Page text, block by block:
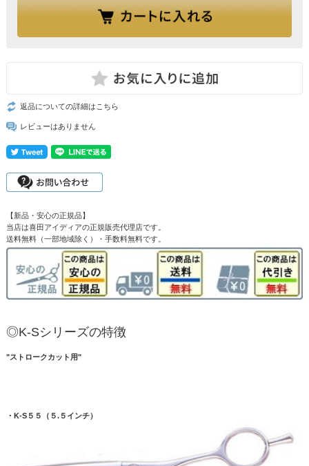
返品についての詳細はこちら
レビューはありません
【新品・安心の正規品】
当店は喜田アイディアの正規販売代理店です。
送料無料（一部地域除く）・手数料無料です。
◎K-Sシリーズの特徴
"ストロークカット用"
・K-S５５（５.５インチ）